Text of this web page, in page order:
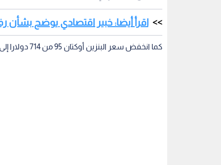
اقرأ أيضا: خبير اقتصادي يوضح بشأن
كما انخفض سعر البنزين أوكتان 95 من 714 دولارا إلى 686 دولارا، بنسبة انخفاض بلغت 4% أيضا.